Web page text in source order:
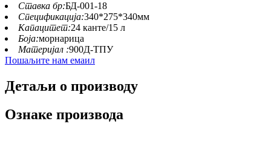
Ставка бр:БД-001-18
Спецификација:340*275*340мм
Капацитет:24 канте/15 л
Боја:морнарица
Материјал :900Д-ТПУ
Пошаљите нам емаил
Детаљи о производу
Ознаке производа